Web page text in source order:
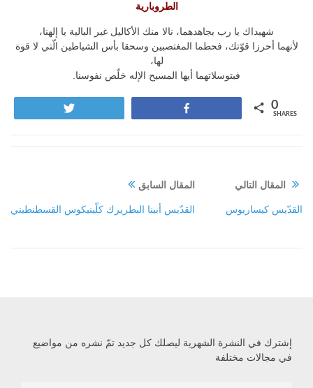
الطروبارية
شهيداك يا رب بجاهدهما، نالا منك الأكاليل غير البالية يا إلهنا،
لأنهما أحرزا قوّتك، فحطما المغتصبين وسحقا بأس الشياطين الّتي لا قوة
لها،
فبتوسلاتهما أيها المسيح الإله خلّص نفوسنا.
0
SHARES
المقال السابق
القدّيس أبينا البطريرك كلّينيكوس القسطنطيني
المقال التالي
القدّيس كيساريوس
إشترك في النشرة الشهرية ليصلك كل جديد تمّ نشره من مواضيع
في مجالات مختلفة